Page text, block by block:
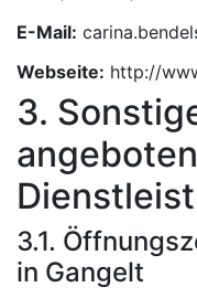
E-Mail:
Webseite: http://
3.
3.1.
in Gangelt